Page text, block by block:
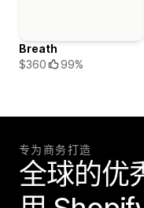
Breath
$360
99%
专为商务打造
全球的优